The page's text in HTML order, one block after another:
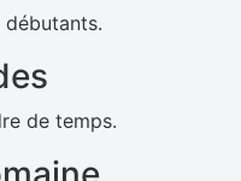
débutants.
de temps.